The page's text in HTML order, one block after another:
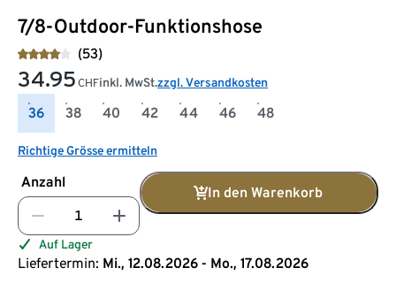
7/8-Outdoor-Funktionshose
(53)
34.95 CHFinkl. MwSt.zzgl. Versandkosten
36 38 40 42 44 46 48
Richtige Grösse ermitteln
Anzahl
In den Warenkorb
Auf Lager
Liefertermin: Mi., 12.08.2026 - Mo., 17.08.2026